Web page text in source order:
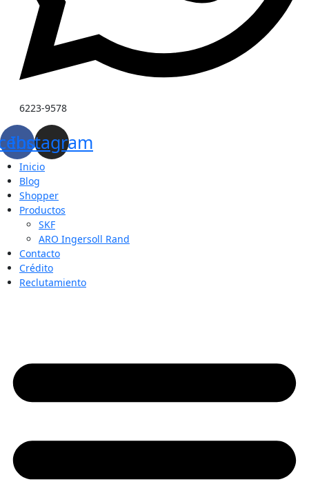
6223-9578
Instagram
Inicio
Blog
Shopper
Productos
SKF
ARO Ingersoll Rand
Contacto
Crédito
Reclutamiento